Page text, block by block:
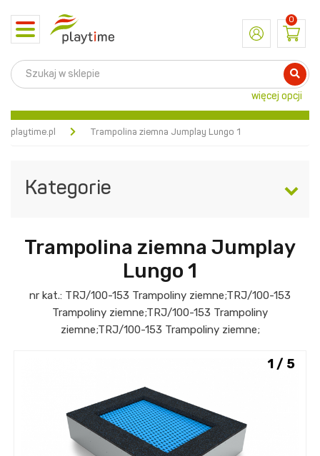
Toggle
navigation
0
więcej opcji
playtime.pl Trampolina ziemna Jumplay Lungo 1
Kategorie
Trampolina ziemna Jumplay
Lungo 1
nr kat.: TRJ/100-153 Trampoliny ziemne;TRJ/100-153
Trampoliny ziemne;TRJ/100-153 Trampoliny
ziemne;TRJ/100-153 Trampoliny ziemne;
1 / 5